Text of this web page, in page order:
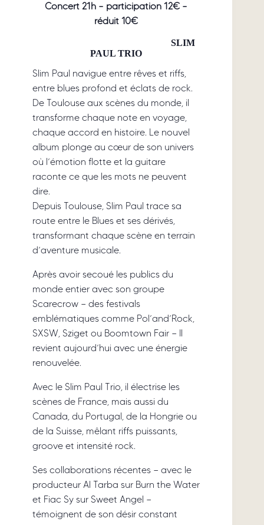
Concert 21h – participation 12€ –
réduit 10€
SLIM
PAUL TRIO
Slim Paul navigue entre rêves et riffs,
entre blues profond et éclats de rock.
De Toulouse aux scènes du monde, il
transforme chaque note en voyage,
chaque accord en histoire. Le nouvel
album plonge au cœur de son univers
où l’émotion flotte et la guitare
raconte ce que les mots ne peuvent
dire.
Depuis Toulouse, Slim Paul trace sa
route entre le Blues et ses dérivés,
transformant chaque scène en terrain
d’aventure musicale.
Après avoir secoué les publics du
monde entier avec son groupe
Scarecrow — des festivals
emblématiques comme Pol’and’Rock,
SXSW, Sziget ou Boomtown Fair — Il
revient aujourd’hui avec une énergie
renouvelée.
Avec le Slim Paul Trio, il électrise les
scènes de France, mais aussi du
Canada, du Portugal, de la Hongrie ou
de la Suisse, mêlant riffs puissants,
groove et intensité rock.
Ses collaborations récentes — avec le
producteur Al Tarba sur Burn the Water
et Fiac Sy sur Sweet Angel —
témoignent de son désir constant